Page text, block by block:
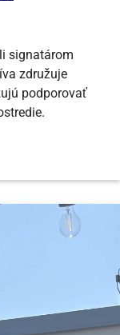
signatárom
združuje
podporovať